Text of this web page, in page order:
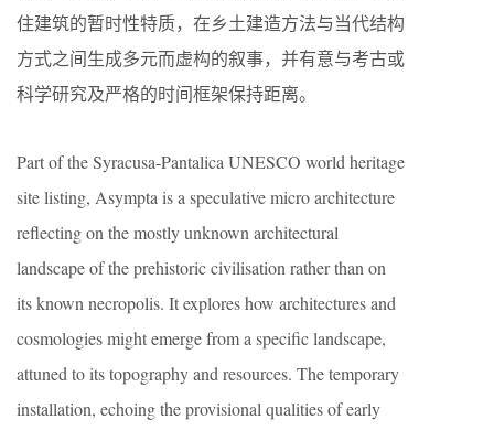
住建筑的暂时性特质，在乡土建造方法与当代结构
方式之间生成多元而虚构的叙事，并有意与考古或
科学研究及严格的时间框架保持距离。
Part of the Syracusa-Pantalica UNESCO world heritage
site listing, Asympta is a speculative micro architecture
reflecting on the mostly unknown architectural
landscape of the prehistoric civilisation rather than on
its known necropolis. It explores how architectures and
cosmologies might emerge from a specific landscape,
attuned to its topography and resources. The temporary
installation, echoing the provisional qualities of early